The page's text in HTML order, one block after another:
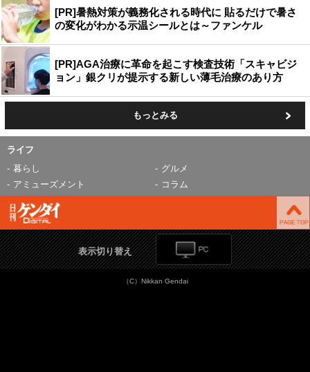
[PR]暑熱対策が義務化される時代に 貼るだけで暑さ
の変化がわかる示温シールとは～ファンケル
[PR]AGA治療に革命を起こす検査技術「スキャビジ
ョン」銀クリが提示する新しい薄毛治療のあり方
もっとみる
ライフ
暮らし
グルメ
アミューズメント
コラム
表示切り替え
（C）Nikkan Gendai